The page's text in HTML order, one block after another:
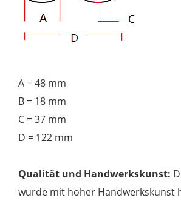
A = 48 mm
B = 18 mm
C = 37 mm
D = 122 mm
Qualität und Handwerkskunst:
wurde mit hoher Handwerkskunst